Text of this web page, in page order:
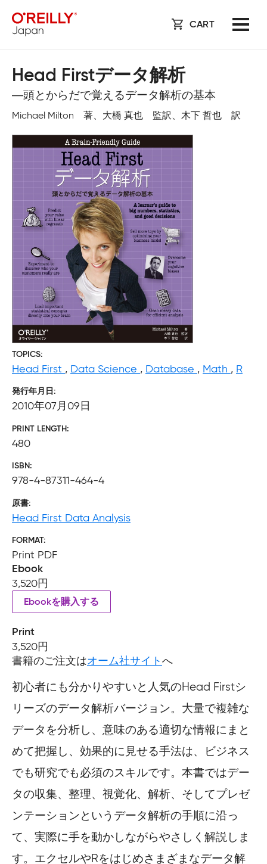
CART
Head Firstデータ解析
―頭とからだで覚えるデータ解析の基本
Michael Milton 著、大橋 真也 監訳、木下 哲也 訳
TOPICS
Head First , Data Science , Database , Math , R
発行年月日
2010年07月09日
PRINT LENGTH
480
ISBN
978-4-87311-464-4
原書
Head First Data Analysis
FORMAT
Print PDF
Ebook
3,520円
Ebookを購入する
Print
3,520円
書籍のご注文はオーム社サイトへ
初心者にも分かりやすいと人気のHead Firstシ
リーズのデータ解析バージョン。大量で複雑な
データを分析し、意味のある適切な情報にまと
めて把握し、効果的に見せる手法は、ビジネス
でも研究でも必須のスキルです。本書ではデー
タの収集、整理、視覚化、解析、そしてプレゼ
ンテーションというデータ解析の手順に沿っ
て、実際に手を動かしながらやさしく解説しま
す。エクセルやRをはじめさまざまなデータ解